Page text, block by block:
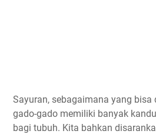
Sayuran, sebagaimana yang
gado-gado memiliki banyak
bagi tubuh. Kita bahkan